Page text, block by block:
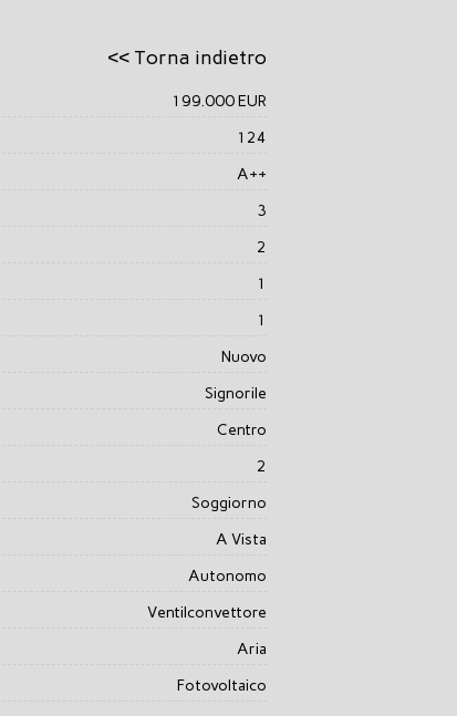
<< Torna indietro
199.000 EUR
124
A++
3
2
1
1
Nuovo
Signorile
Centro
2
Soggiorno
A Vista
Autonomo
Ventilconvettore
Aria
Fotovoltaico